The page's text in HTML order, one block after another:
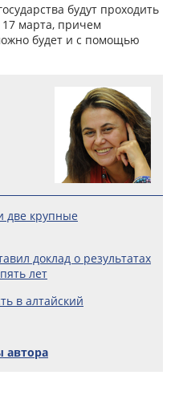
будут проходить
марта, причем
будет и с помощью
две крупные
доклад о результатах
лет
в алтайский
автора